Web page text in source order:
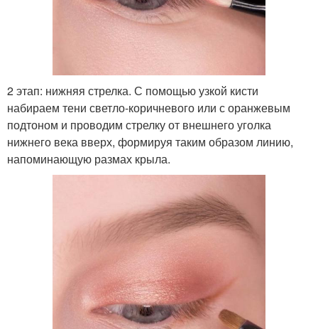
2 этап: нижняя стрелка. С помощью узкой кисти
набираем тени светло-коричневого или с оранжевым
подтоном и проводим стрелку от внешнего уголка
нижнего века вверх, формируя таким образом линию,
напоминающую размах крыла.